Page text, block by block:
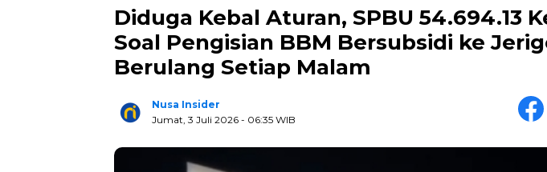
Diduga Kebal Aturan, SPBU 54.694.13
Soal Pengisian BBM Bersubsidi ke
Berulang Setiap Malam
Nusa Insider
Jumat, 3 Juli 2026 - 06:35 WIB